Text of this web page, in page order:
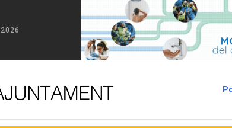
l'esfera del rellotge del Casino Llagosterenc per motius de